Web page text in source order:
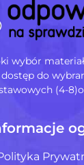
wybór
dostęp do
(4-